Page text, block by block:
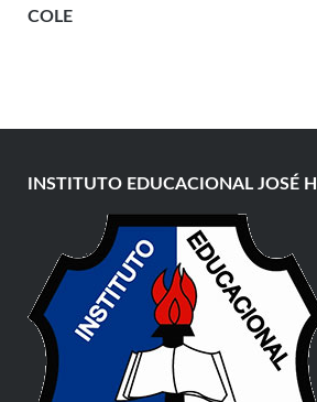
COLE
INSTITUTO EDUCACIONAL JOSÉ